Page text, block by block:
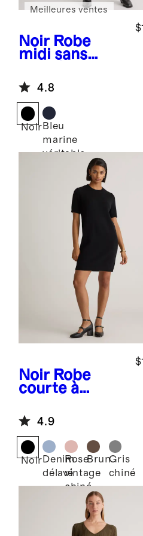
Noir Robe
midi sans
cachemire de
Mongolie
Meilleures ventes
4.8
Noir Bleu
marine
véritable
Noir Robe
courte à
courtes en
cachemire de
Mongolie
4.9
Noir Denim
délavé
Rose
vintage
chiné
BrunGris
chiné